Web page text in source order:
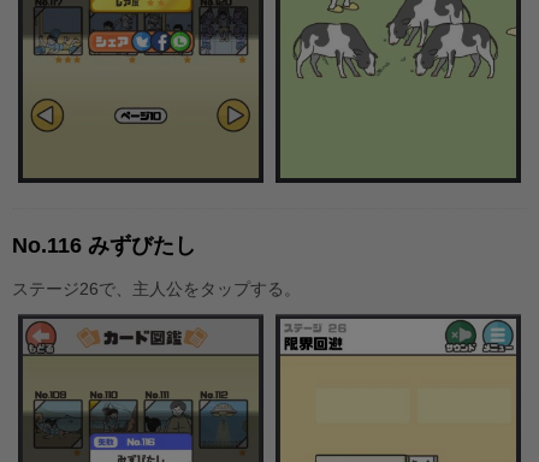
No.116 みずびたし
ステージ26で、主人公をタップする。